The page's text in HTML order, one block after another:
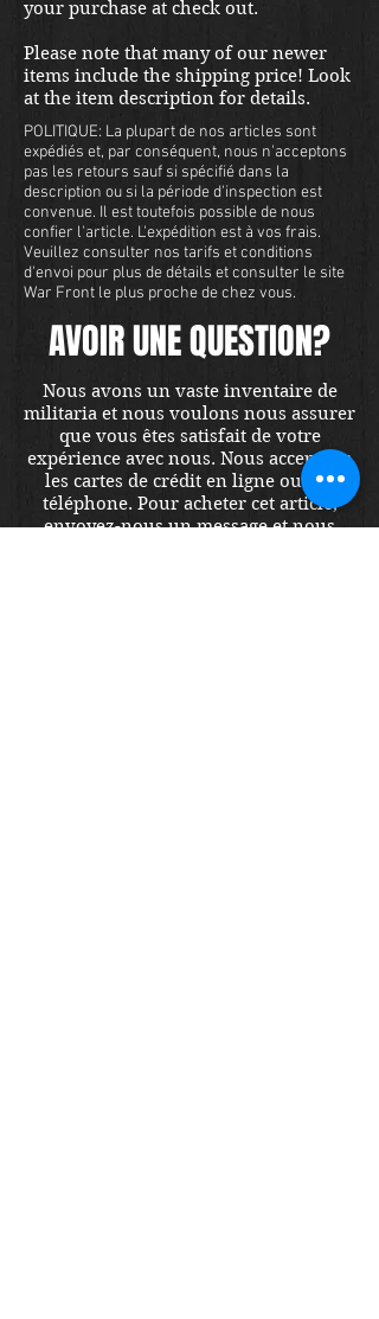
your purchase at check out.
Please note that many of our newer
items include the shipping price! Look
at the item description for details.
POLITIQUE: La plupart de nos articles sont
expédiés et, par conséquent, nous n'acceptons
pas les retours sauf si spécifié dans la
description ou si la période d'inspection est
convenue. Il est toutefois possible de nous
confier l'article. L'expédition est à vos frais.
Veuillez consulter nos tarifs et conditions
d'envoi pour plus de détails et consulter le site
War Front le plus proche de chez vous.
AVOIR UNE QUESTION?
Nous avons un vaste inventaire de
militaria et nous voulons nous assurer
que vous êtes satisfait de votre
expérience avec nous. Nous acceptons
les cartes de crédit en ligne ou par
téléphone. Pour acheter cet article,
envoyez-nous un message et nous